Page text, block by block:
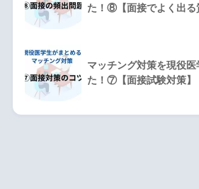
た！⑧【面接でよく出る
マッチング対策を現役
た！⑦【面接試験対策】